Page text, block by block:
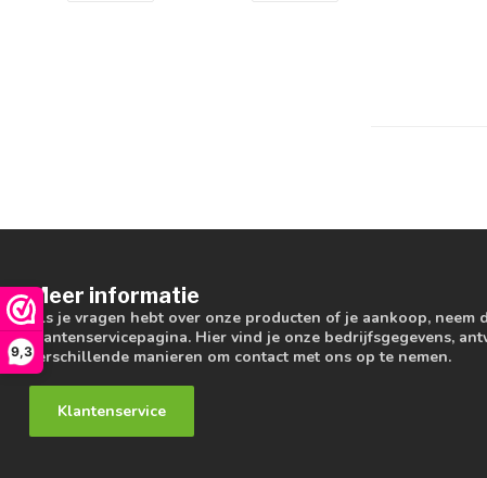
9,3
Meer informatie
Als je vragen hebt over onze producten of je aankoop, neem
klantenservicepagina. Hier vind je onze bedrijfsgegevens,
verschillende manieren om contact met ons op te nemen.
Klantenservice